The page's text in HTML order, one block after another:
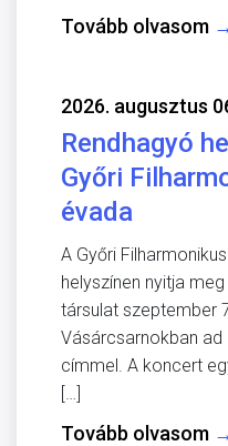
Tovább olvasom
2026. augusztus
Rendhagyó
Győri
évada
A Győri
helyszínen nyitja
társulat szeptember
Vásárcsarnokban
címmel. A koncert
[…]
Tovább olvasom